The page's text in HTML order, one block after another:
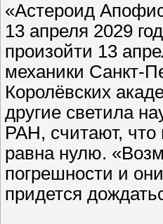
«Астероид
13 апреля 2029
произойти 13
механики Санкт-
Королёвских
другие светила
РАН, считают, что
равна нулю.
погрешности и
придется